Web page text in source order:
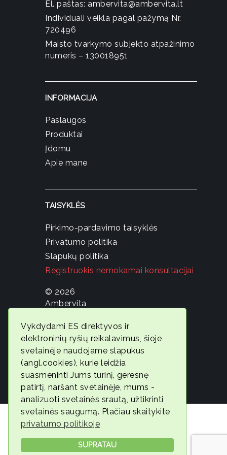
Vykdydami ES direktyvos ir
elektroninių ryšių reikalavimus, šioje
svetainėje naudojame slapukus
(angl.cookies), kurie leidžia
suasmeninti Jums turinį, geresnę
patirtį, naršant svetainėje, mums -
analizuoti svetainės srautą, užtikrinti
svetainės saugumą. Plačiau skaitykite
privatumo politikoje
SUPRATAU
El. paštas: ambervita@ambervita.lt
Individuali veikla pagal pažymą Nr.
720496
Maisto tvarkymo subjekto atpažinimo
numeris – 130018951
INFORMACIJA
Paslaugos
Produktai
Įdomu
Apie mane
TAISYKLĖS
Pirkimo-pardavimo taisyklės
Privatumo politika
Slapukų politika
Registruokis nemokamai konsultacijai
© 2026
Ambervita
Geros
savijautos
ekspertė
Gintarė
Jonaitytė